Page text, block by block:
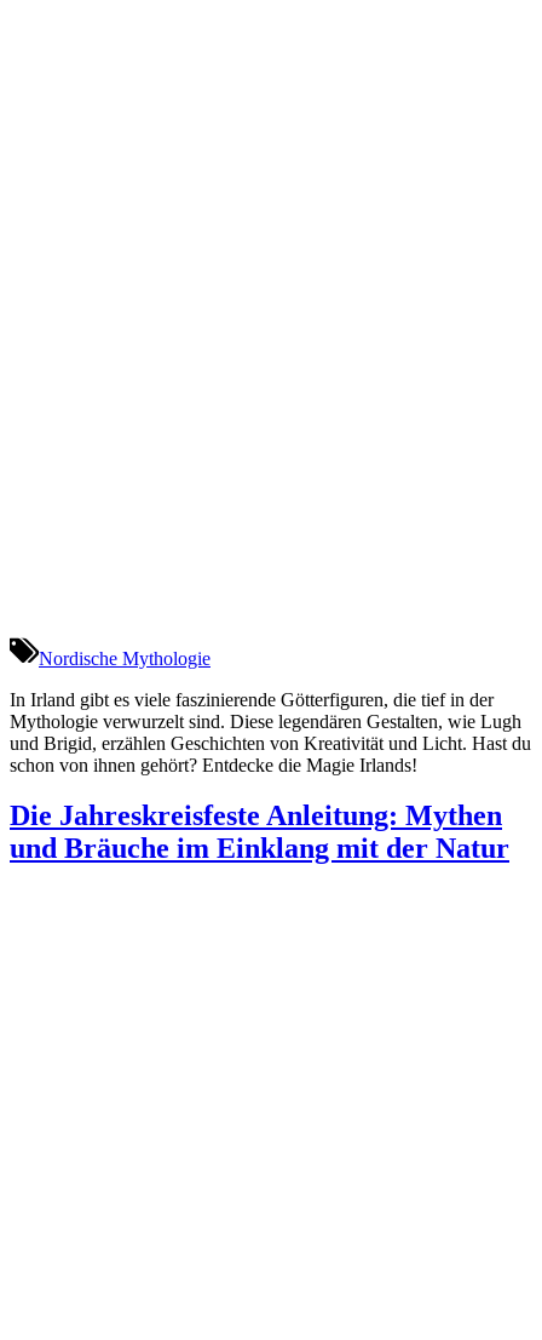
Nordische Mythologie
In Irland gibt es viele faszinierende Götterfiguren, die tief in der
Mythologie verwurzelt sind. Diese legendären Gestalten, wie Lugh
und Brigid, erzählen Geschichten von Kreativität und Licht. Hast du
schon von ihnen gehört? Entdecke die Magie Irlands!
Die Jahreskreisfeste Anleitung: Mythen
und Bräuche im Einklang mit der Natur